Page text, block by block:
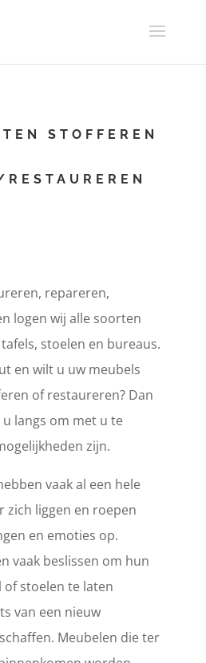
STOFFEREN
repareren,
logen wij alle soorten
stoelen en bureaus.
en wilt u uw meubels
of restaureren? Dan
langs om met u te
zijn.
vaak al een hele
zich liggen en roepen
en emoties op.
vaak beslissen om hun
stoelen te laten
van een nieuw
Meubelen die ter